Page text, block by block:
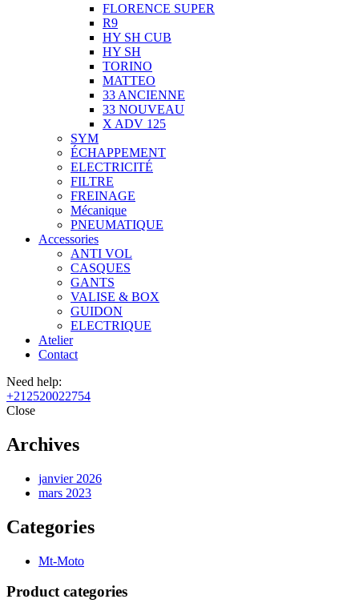
FLORENCE SUPER
R9
HY SH CUB
HY SH
TORINO
MATTEO
33 ANCIENNE
33 NOUVEAU
X ADV 125
SYM
ÉCHAPPEMENT
ELECTRICITÉ
FILTRE
FREINAGE
Mécanique
PNEUMATIQUE
Accessories
ANTI VOL
CASQUES
GANTS
VALISE & BOX
GUIDON
ELECTRIQUE
Atelier
Contact
Need help:
+212520022754
Close
Archives
janvier 2026
mars 2023
Categories
Mt-Moto
Product categories